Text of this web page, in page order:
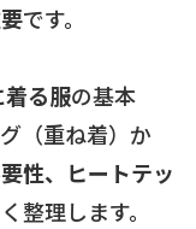
です。
る服の基本
（重ね着）か
性、ヒートテッ
整理します。